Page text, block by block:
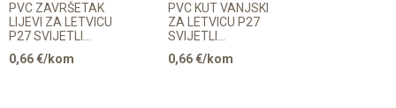
PVC ZAVRŠETAK
LIJEVI ZA LETVICU
P27 SVIJETLI
0,66€/kom
PVC KUT VANJSKI
ZA LETVICU P27
SVIJETLI
0,66€/kom